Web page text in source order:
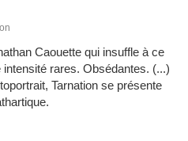
Caouette qui insuffle à ce
rares. Obsédantes. (...)
Tarnation se présente